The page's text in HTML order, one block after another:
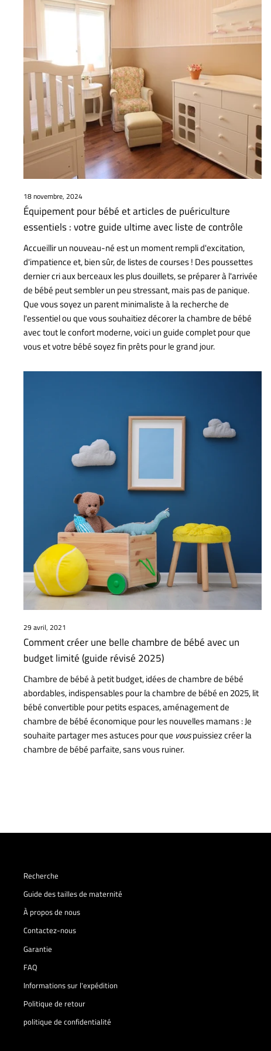
18 novembre, 2024
Équipement pour bébé et articles de puériculture
essentiels : votre guide ultime avec liste de contrôle
Accueillir un nouveau-né est un moment rempli d'excitation,
d'impatience et, bien sûr, de listes de courses ! Des poussettes
dernier cri aux berceaux les plus douillets, se préparer à l'arrivée
de bébé peut sembler un peu stressant, mais pas de panique.
Que vous soyez un parent minimaliste à la recherche de
l'essentiel ou que vous souhaitiez décorer la chambre de bébé
avec tout le confort moderne, voici un guide complet pour que
vous et votre bébé soyez fin prêts pour le grand jour.
29 avril, 2021
Comment créer une belle chambre de bébé avec un
budget limité (guide révisé 2025)
Chambre de bébé à petit budget, idées de chambre de bébé
abordables, indispensables pour la chambre de bébé en 2025, lit
bébé convertible pour petits espaces, aménagement de
chambre de bébé économique pour les nouvelles mamans :Je
souhaite partager mes astuces pour que vouspuissiez créer la
chambre de bébé parfaite, sans vous ruiner.
Recherche
Guide des tailles de maternité
À propos de nous
Contactez-nous
Garantie
FAQ
Informations sur l'expédition
Politique de retour
politique de confidentialité